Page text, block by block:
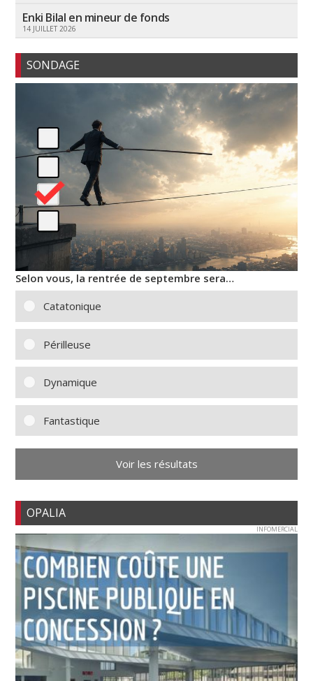
Enki Bilal en mineur de fonds
14 JUILLET 2026
SONDAGE
Selon vous, la rentrée de septembre sera…
Catatonique
Périlleuse
Dynamique
Fantastique
Voir les résultats
OPALIA
INFOMERCIAL